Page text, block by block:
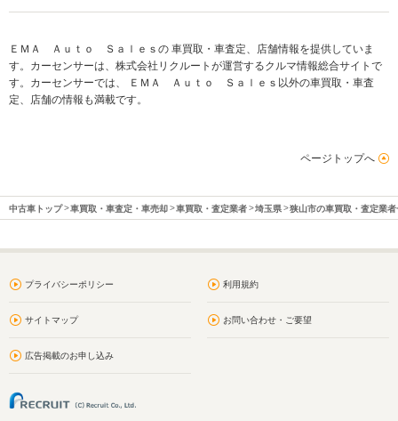
ＥＭＡ Ａｕｔｏ Ｓａｌｅｓの 車買取・車査定、店舗情報を提供していま
す。カーセンサーは、株式会社リクルートが運営するクルマ情報総合サイトで
す。カーセンサーでは、 ＥＭＡ Ａｕｔｏ Ｓａｌｅｓ以外の車買取・車査
定、店舗の情報も満載です。
ページトップへ
中古車トップ 車買取・車査定・車売却 車買取・査定業者 埼玉県 狭山市の車買取・査定業者
プライバシーポリシー 利用規約
サイトマップ お問い合わせ・ご要望
広告掲載のお申し込み